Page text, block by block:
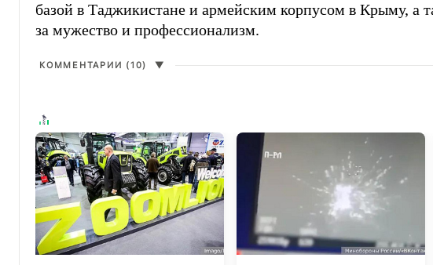
базой в Таджикистане и армейским корпусом в Крыму, а
за мужество и профессионализм.
КОММЕНТАРИИ (10) ▼